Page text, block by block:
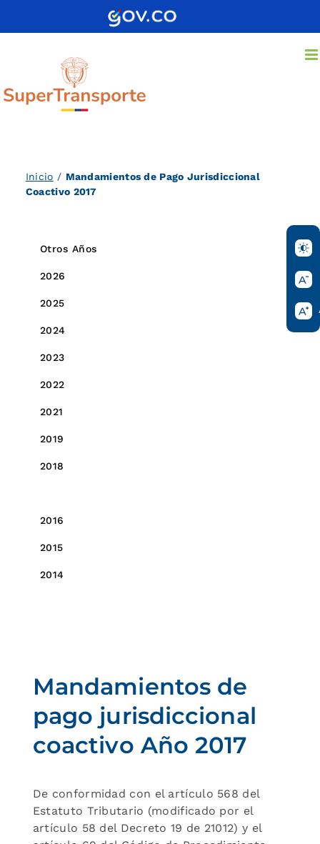
Inicio / Mandamientos de Pago Jurisdiccional
Coactivo 2017
Otros Años
2026
2025
2024
2023
2022
2021
2019
2018
2016
2015
2014
Mandamientos de
pago jurisdiccional
coactivo Año 2017
De conformidad con el artículo 568 del
Estatuto Tributario (modificado por el
artículo 58 del Decreto 19 de 21012) y el